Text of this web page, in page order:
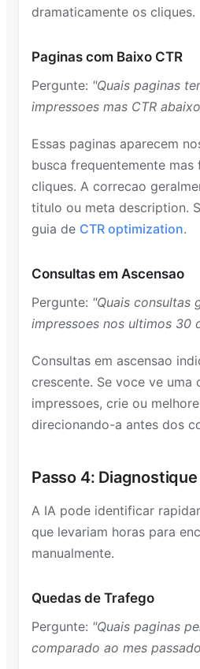
dramaticamente os cliques.
Paginas com Baixo CTR
Pergunte: "Quais paginas
impressoes mas CTR
Essas paginas aparecem
busca frequentemente mas
cliques. A correcao
titulo ou meta description.
guia de CTR optimization.
Consultas em Ascensao
Pergunte: "Quais consultas
impressoes nos ultimos 30
Consultas em ascensao
crescente. Se voce ve uma
impressoes, crie ou
direcionando-a antes dos
Passo 4:
A IA pode identificar
que levariam horas para
manualmente.
Quedas de Trafego
Pergunte: "Quais paginas
comparado ao mes